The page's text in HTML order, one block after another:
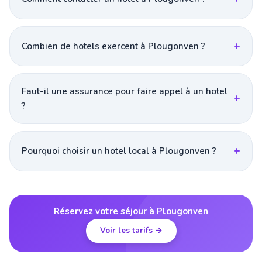
Combien de hotels exercent à Plougonven ?
Faut-il une assurance pour faire appel à un hotel
?
Pourquoi choisir un hotel local à Plougonven ?
Réservez votre séjour à Plougonven
Voir les tarifs →